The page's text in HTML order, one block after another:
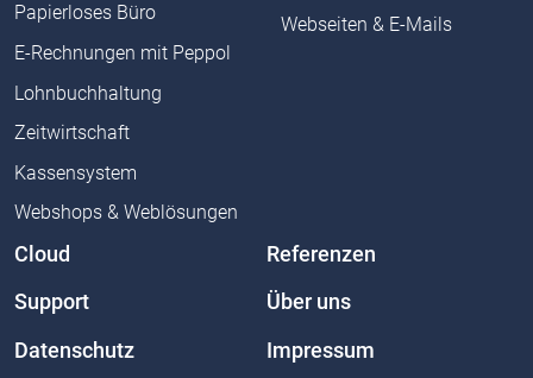
Papierloses Büro
E-Rechnungen mit Peppol
Lohnbuchhaltung
Zeitwirtschaft
Kassensystem
Webshops & Weblösungen
Webseiten & E-Mails
Cloud Referenzen
Support Über uns
Datenschutz Impressum